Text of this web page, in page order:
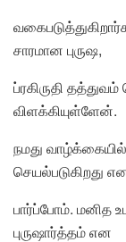
சாரமான புருஷ,
ப்ரகிருதி
விளக்கியுள்ளேன்.
நமது
செயல்படுகிறது
பார்ப்போம். மனித
புருஷார்த்தம் என